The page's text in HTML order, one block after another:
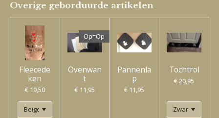
Overige geborduurde artikelen
Fleecede
ken
€ 19,50
Op=Op
Ovenwan
t
€ 11,95
Pannenla
p
€ 11,95
Tochtrol
€ 20,95